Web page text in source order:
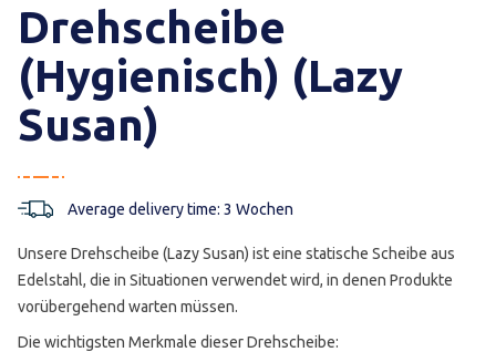
Drehscheibe
(Hygienisch) (Lazy
Susan)
Average delivery time: 3 Wochen
Unsere Drehscheibe (Lazy Susan) ist eine statische Scheibe aus
Edelstahl, die in Situationen verwendet wird, in denen Produkte
vorübergehend warten müssen.
Die wichtigsten Merkmale dieser Drehscheibe: